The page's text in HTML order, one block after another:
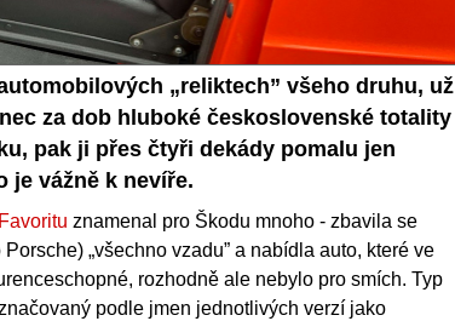
„reliktech” všeho druhu, už
za dob hluboké československé totality
pak ji přes čtyři dekády pomalu jen
je vážně k nevíře.
znamenal pro Škodu mnoho - zbavila se
„všechno vzadu” a nabídla auto, které ve
rozhodně ale nebylo pro smích. Typ
podle jmen jednotlivých verzí jako